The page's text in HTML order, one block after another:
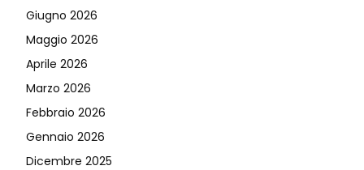
Giugno 2026
Maggio 2026
Aprile 2026
Marzo 2026
Febbraio 2026
Gennaio 2026
Dicembre 2025